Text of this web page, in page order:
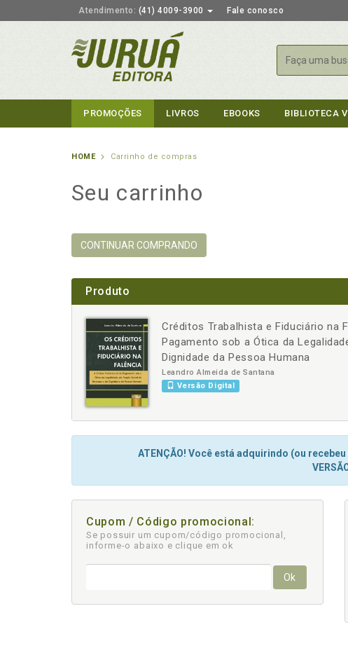
Atendimento: (41) 4009-3900 Fale conosco
Buscar
PROMOÇÕES LIVROS EBOOKS BIBLIOTECA
HOME Carrinho de compras
Seu carrinho
CONTINUAR COMPRANDO
Produto
Créditos Trabalhista e Fiduciário na
Pagamento sob a Ótica da
Dignidade da Pessoa Humana
Leandro Almeida de Santana
Versão Digital
- +
ATENÇÃO! Você está adquirindo (ou
Cupom / Código promocional:
Se possuir um cupom/código promocional,
informe-o abaixo e clique em ok
Ok